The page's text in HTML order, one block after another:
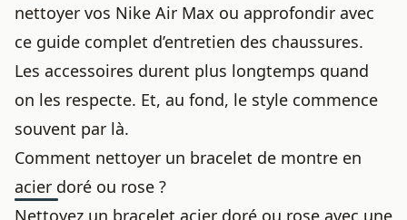
nettoyer vos Nike Air Max ou approfondir avec
ce guide complet d’entretien des chaussures.
Les accessoires durent plus longtemps quand
on les respecte. Et, au fond, le style commence
souvent par là.
Comment nettoyer un bracelet de montre en
acier doré ou rose ?
Nettoyez un bracelet acier doré ou rose avec une